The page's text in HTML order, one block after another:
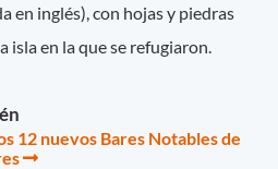
en inglés), con hojas y piedras
isla en la que se refugiaron.
12 nuevos Bares Notables de